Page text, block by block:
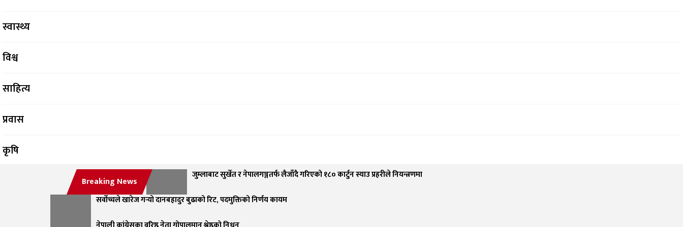
Breaking News
जुम्लाबाट सुर्खेत र नेपालगञ्जतर्फ लैजाँदै गरिएको १८० कार्टुन स्याउ प्रहरीले नियन्त्रणमा
सर्वोच्चले खारेज गर्‍यो दानबहादुर बुढाको रिट, पदमुक्तिको निर्णय कायम
स्वास्थ्य
विश्व
साहित्य
प्रवास
कृषि